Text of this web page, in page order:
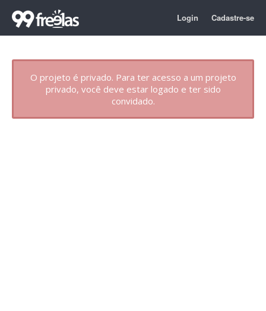
Login Cadastre-se
O projeto é privado. Para ter acesso a um projeto
privado, você deve estar logado e ter sido
convidado.